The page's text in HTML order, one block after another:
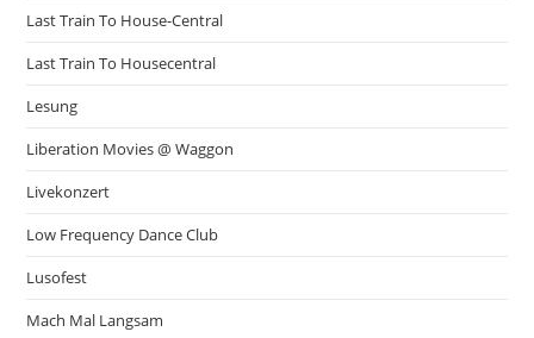
Last Train To House-Central
Last Train To Housecentral
Lesung
Liberation Movies @ Waggon
Livekonzert
Low Frequency Dance Club
Lusofest
Mach Mal Langsam